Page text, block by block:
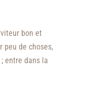
bon et
peu de choses,
entre dans la